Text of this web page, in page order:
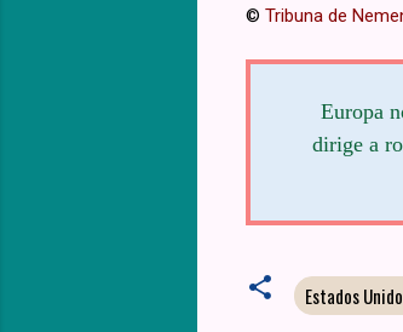
© Tribuna de
Europa
dirige a
Estados